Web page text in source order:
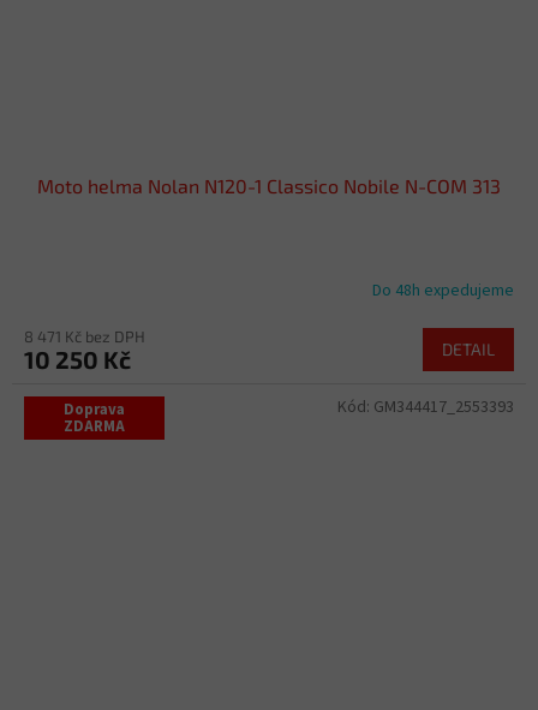
Moto helma Nolan N120-1 Classico Nobile N-COM 313
Do 48h expedujeme
8 471 Kč bez DPH
10 250 Kč DETAIL
Doprava
ZDARMA
Kód: GM344417_2553393